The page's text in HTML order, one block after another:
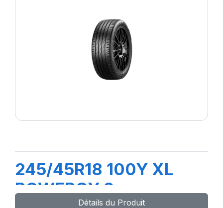
245/45R18 100Y XL
POWERGY 2
Détails du Produit